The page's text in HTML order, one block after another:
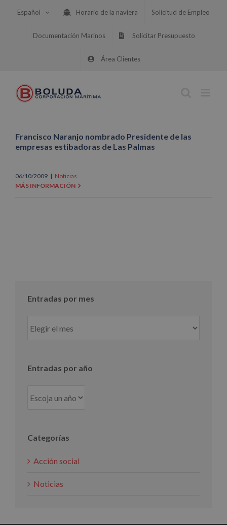
Español Horario de la naviera Solicitud de Empleo
Documentación Marinos Solicitar Presupuesto
Área Clientes
Francisco Naranjo nombrado Presidente de las
empresas estibadoras de Las Palmas
06/10/2009 | Noticias
MÁS INFORMACIÓN
Entradas por mes
por
Entradas por año
Categorías
Acción social
Noticias